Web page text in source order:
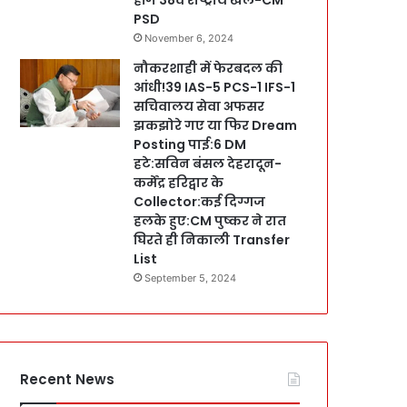
PSD
November 6, 2024
नौकरशाही में फेरबदल की
आंधी!39 IAS-5 PCS-1 IFS-1
सचिवालय सेवा अफसर
झकझोरे गए या फिर Dream
Posting पाई:6 DM
हटे:सविन बंसल देहरादून-
कर्मेंद्र हरिद्वार के
Collector:कई दिग्गज
हलके हुए:CM पुष्कर ने रात
घिरते ही निकाली Transfer
List
September 5, 2024
Recent News